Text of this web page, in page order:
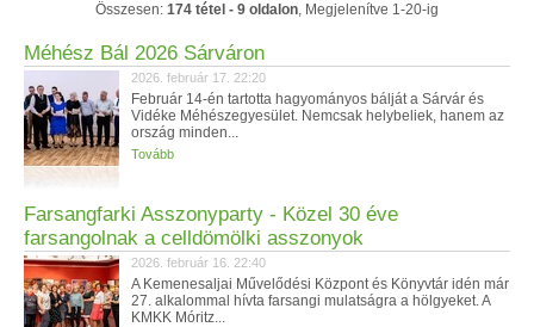
Összesen: 174 tétel - 9 oldalon, Megjelenítve 1-20-ig
Méhész Bál 2026 Sárváron
2026. február 17. 22:20
Február 14-én tartotta hagyományos bálját a Sárvár és
Vidéke Méhészegyesület. Nemcsak helybeliek, hanem az
ország minden...
Tovább
Farsangfarki Asszonyparty - Közel 30 éve
farsangolnak a celldömölki asszonyok
2026. február 16. 22:40
A Kemenesaljai Művelődési Központ és Könyvtár idén már
27. alkalommal hívta farsangi mulatságra a hölgyeket. A
KMKK Móritz...